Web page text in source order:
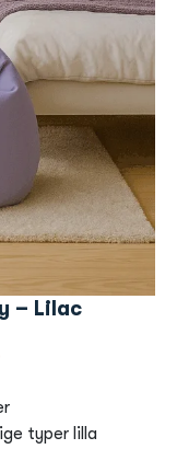
– Lilac
typer lilla